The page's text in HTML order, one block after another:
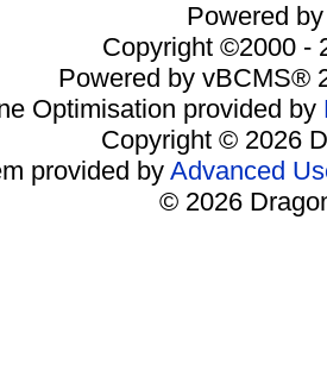
Powered
Copyright ©2000 -
Powered by vBCMS®
Optimisation provided by
Copyright © 2026
provided by Advanced
© 2026